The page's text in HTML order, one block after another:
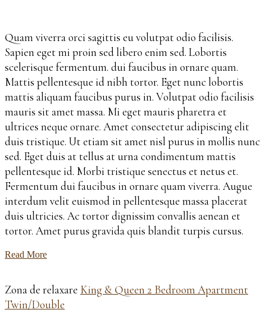
Quam viverra orci sagittis eu volutpat odio facilisis.
Sapien eget mi proin sed libero enim sed. Lobortis
scelerisque fermentum. dui faucibus in ornare quam.
Mattis pellentesque id nibh tortor. Eget nunc lobortis
mattis aliquam faucibus purus in. Volutpat odio facilisis
mauris sit amet massa. Mi eget mauris pharetra et
ultrices neque ornare. Amet consectetur adipiscing elit
duis tristique. Ut etiam sit amet nisl purus in mollis nunc
sed. Eget duis at tellus at urna condimentum mattis
pellentesque id. Morbi tristique senectus et netus et.
Fermentum dui faucibus in ornare quam viverra. Augue
interdum velit euismod in pellentesque massa placerat
duis ultricies. Ac tortor dignissim convallis aenean et
tortor. Amet purus gravida quis blandit turpis cursus.
Read More
Zona de relaxare King & Queen 2 Bedroom Apartment
Twin/Double